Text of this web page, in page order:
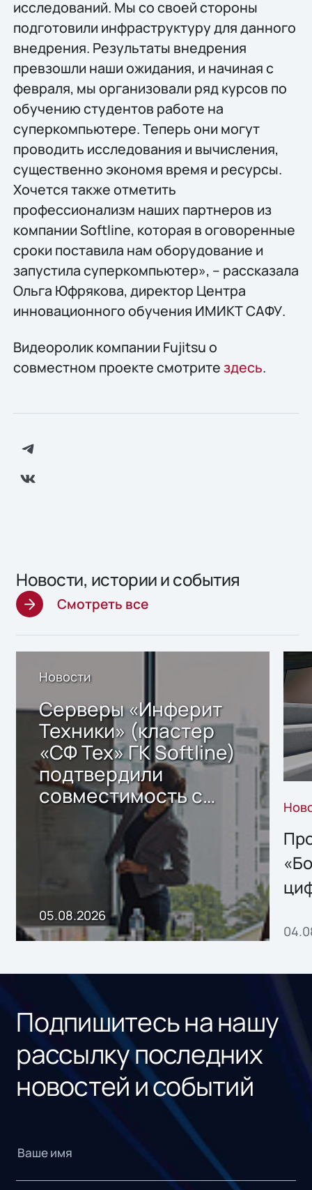
исследований. Мы со своей стороны
подготовили инфраструктуру для данного
внедрения. Результаты внедрения
превзошли наши ожидания, и начиная с
февраля, мы организовали ряд курсов по
обучению студентов работе на
суперкомпьютере. Теперь они могут
проводить исследования и вычисления,
существенно экономя время и ресурсы.
Хочется также отметить
профессионализм наших партнеров из
компании Softline, которая в оговоренные
сроки поставила нам оборудование и
запустила суперкомпьютер», – рассказала
Ольга Юфрякова, директор Центра
инновационного обучения ИМИКТ САФУ.
Видеоролик компании Fujitsu о
совместном проекте смотритездесь.
Новости, истории и события
Смотреть все
Новости
Серверы «Инферит
Техники» (кластер
«СФ Тех» ГК Softline)
подтвердили
совместимость с
решением Sharx
Storage 2.x для
хранения данных
05.08.2026
Подпишитесь на нашу
рассылку последних
новостей и событий